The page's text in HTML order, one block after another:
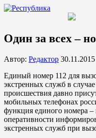
Один за всех –
Автор: Редактор 30.11.2015
Единый номер 112 для
экстренных служб в
происшествия давно
мобильных телефонах
функция единого номера
оперативности
экстренных служб при